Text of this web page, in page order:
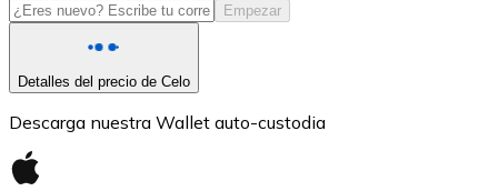
Empezar
Detalles del precio de Celo
Descarga nuestra Wallet auto-custodia